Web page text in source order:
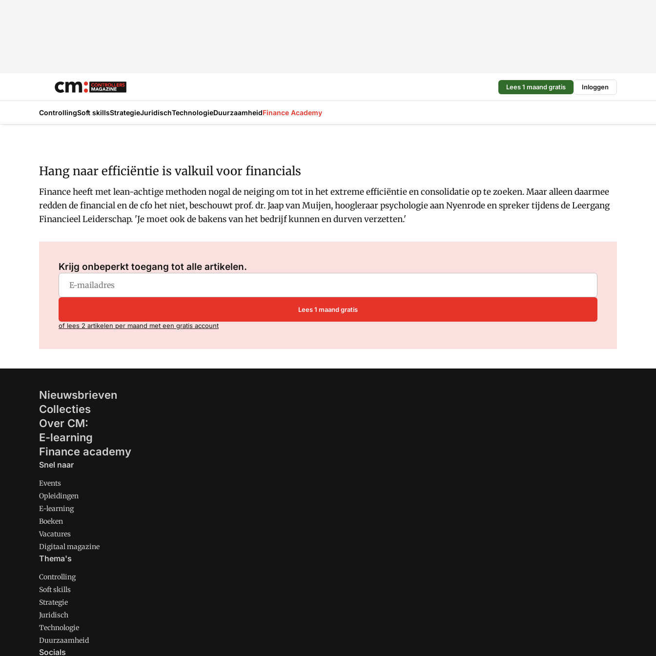
Lees 1 maand gratis Inloggen
ControllingSoft skillsStrategieJuridischTechnologieDuurzaamheidFinance Academy
Hang naar efficiëntie is valkuil voor financials
Finance heeft met lean-achtige methoden nogal de neiging om tot in het extreme efficiëntie en consolidatie op te zoeken. Maar alleen daarmee
redden de financial en de cfo het niet, beschouwt prof. dr. Jaap van Muijen, hoogleraar psychologie aan Nyenrode en spreker tijdens de Leergang
Financieel Leiderschap. 'Je moet ook de bakens van het bedrijf kunnen en durven verzetten.'
Krijg onbeperkt toegang tot alle artikelen.
Lees 1 maand gratis
of lees 2 artikelen per maand met een gratis account
Nieuwsbrieven
Collecties
Over CM:
E-learning
Finance academy
Snel naar
Events
Opleidingen
E-learning
Boeken
Vacatures
Digitaal magazine
Thema's
Controlling
Soft skills
Strategie
Juridisch
Technologie
Duurzaamheid
Socials